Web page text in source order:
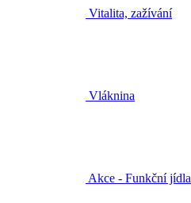
Vitalita, zažívání
Vláknina
Akce - Funkční jídla